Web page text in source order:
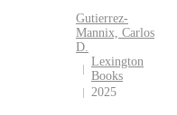
Gutierrez-
Mannix, Carlos
D.
Lexington
Books
2025